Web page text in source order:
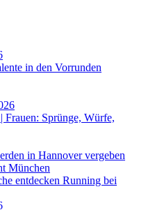
in den Vorrunden
Sprünge, Würfe,
in Hannover vergeben
München
entdecken Running bei